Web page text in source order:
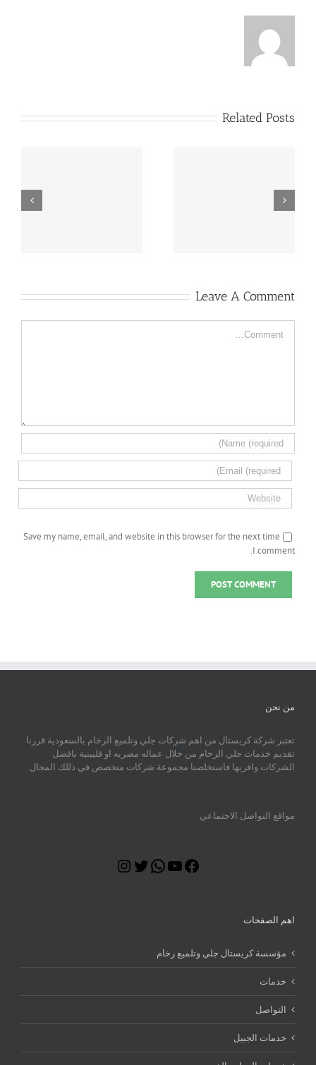
Related Posts
حول مكانًك إلى مكان
Leave A Comment
Save my name, email, and website in this browser for the next time
I comment.
من نحن
تعتبر شركة كريستال من اهم شركات جلي وتلميع الرخام بالسعودية قررنا
تقديم خدمات جلي الرخام من خلال عماله مصريه او فلبينية بافضل
الشركات واقربها فاستخلصنا مجموعة شركات متخصص في ذللك المجال
مواقع التواصل الاجتماعي
Facebook
YouTube
WhatsApp
Twitter
اهم الصفحات
مؤسسة كريستال جلي وتلميع رخام
خدمات
التواصل
خدمات الجبيل